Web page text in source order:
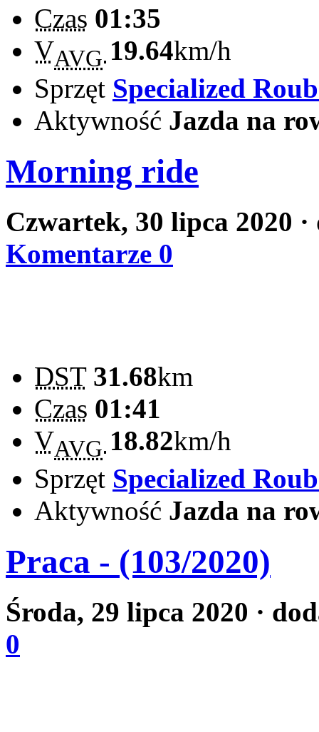
Czas 01:35
VAVG 19.64km/h
Sprzęt Specialized
Aktywność Jazda na
Morning ride
Czwartek, 30 lipca 2020
Komentarze 0
DST 31.68km
Czas 01:41
VAVG 18.82km/h
Sprzęt Specialized
Aktywność Jazda na
Praca - (103/2020)
Środa, 29 lipca 2020 ·
0